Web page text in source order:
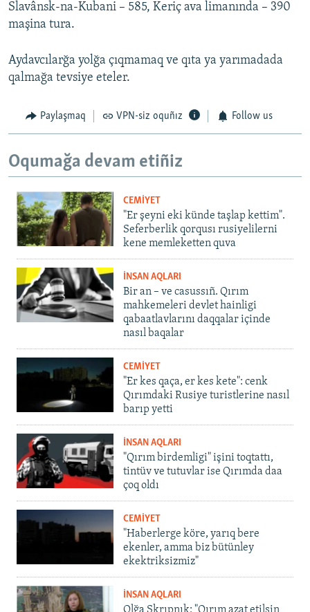
Slavânsk-na-Kubani – 585, Keriç ava limanında – 390
maşina tura.
Aydavcılarğa yolğa çıqmamaq ve qıta ya yarımadada
qalmağa tevsiye eteler.
Paylaşmaq VPN-siz oquñız Follow us
Oqumağa devam etiñiz
CEMİYET
"Er şeyni eki künde taşlap kettim".
Seferberlik qorqusı rusiyelilerni
kene memleketten quva
İNSAN AQLARI
Bir an – ve casussıñ. Qırım
mahkemeleri devlet hainligi
qabaatlavlarını daqqalar içinde
nasıl baqalar
CEMİYET
"Er kes qaça, er kes kete": cenk
Qırımdaki Rusiye turistlerine nasıl
barıp yetti
İNSAN AQLARI
"Qırım birdemligi" işini toqtattı,
tintüv ve tutuvlar ise Qırımda daa
çoq oldı
CEMİYET
"Haberlerge köre, yarıq bere
ekenler, amma biz bütünley
ekektriksizmiz"
İNSAN AQLARI